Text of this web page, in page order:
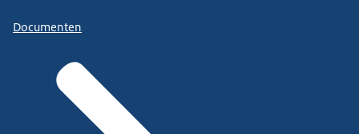
Documenten